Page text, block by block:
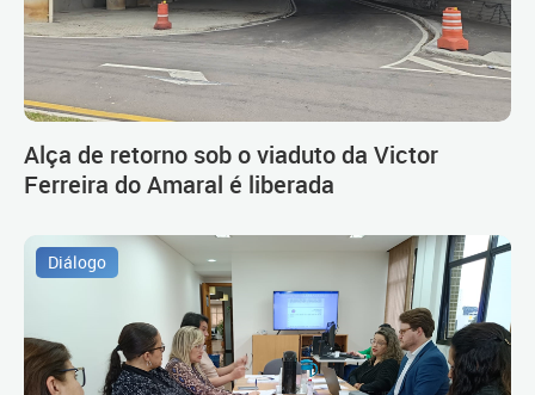
Alça de retorno sob o viaduto da Victor
Ferreira do Amaral é liberada
Diálogo